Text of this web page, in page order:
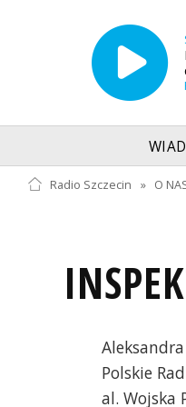
Radio Szczecin » O
Polskie
al. Wojska